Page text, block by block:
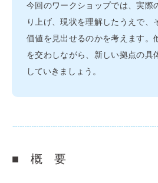
今回のワークショップでは、実際
り上げ、現状を理解したうえで、
価値を見出せるのかを考えます。
を交わしながら、新しい拠点の具
していきましょう。
■ 概 要